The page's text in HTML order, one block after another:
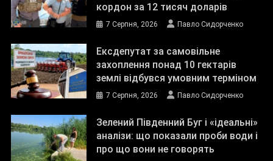
кордон за 12 тисяч доларів
7 Серпня, 2026 Павло Сидорченко
Ексдепутат за самовільне
захоплення понад 10 гектарів
землі відбувся умовним терміном
7 Серпня, 2026 Павло Сидорченко
Зелений Південний Буг і «ідеальні»
аналізи: що показали проби води і
про що вони не говорять